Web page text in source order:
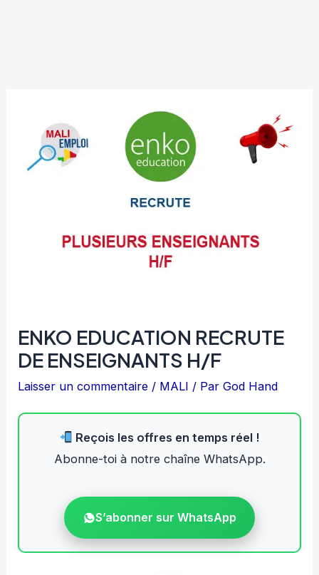
ENKO EDUCATION RECRUTE
DE ENSEIGNANTS H/F
Laisser un commentaire / MALI / ParGod Hand
Reçois les offres en temps réel !
Abonne-toi à notre chaîne WhatsApp.
S’abonner sur WhatsApp